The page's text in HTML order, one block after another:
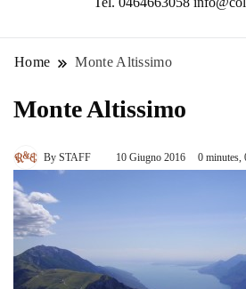
Home Monte Altissimo
Monte Altissimo
By STAFF 10 Giugno 2016 0 minutes,